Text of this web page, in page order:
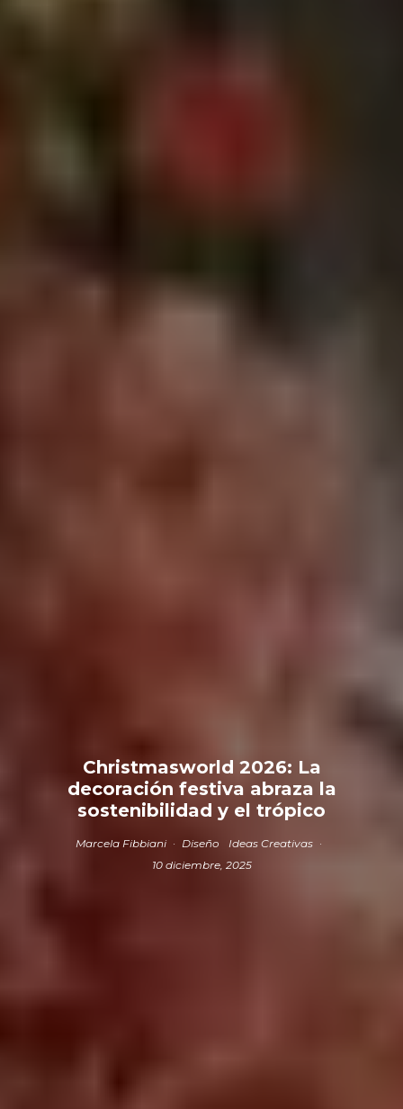
Christmasworld 2026: La
decoración festiva abraza la
sostenibilidad y el trópico
Marcela Fibbiani · Diseño Ideas Creativas ·
10 diciembre, 2025